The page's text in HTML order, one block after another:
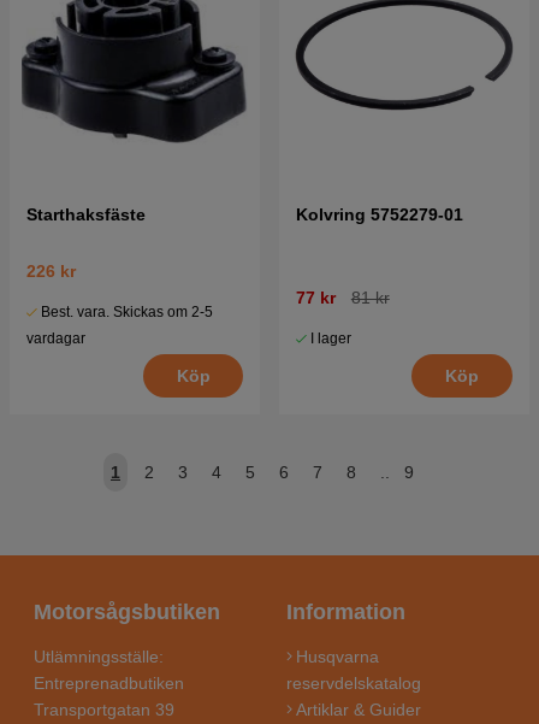
Starthaksfäste
226 kr
Best. vara. Skickas om 2-5
vardagar
Köp
Kolvring 5752279-01
77 kr 81 kr
I lager
Köp
1 2 3 4 5 6 7 8 9
Motorsågsbutiken
Utlämningsställe:
Entreprenadbutiken
Transportgatan 39
Information
Husqvarna
reservdelskatalog
Artiklar & Guider